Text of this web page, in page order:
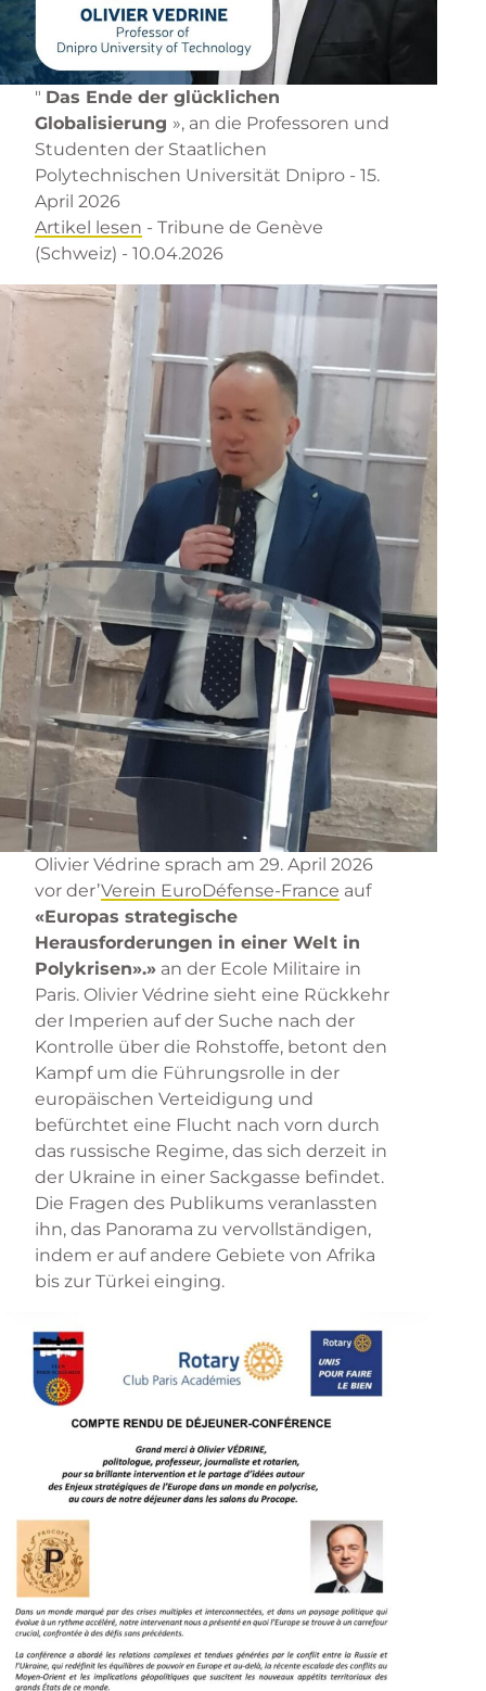
" Das Ende der glücklichen
Globalisierung », an die Professoren und
Studenten der Staatlichen
Polytechnischen Universität Dnipro - 15.
April 2026
Artikel lesen - Tribune de Genève
(Schweiz) - 10.04.2026
Olivier Védrine sprach am 29. April 2026
vor der’Verein EuroDéfense-France auf
«Europas strategische
Herausforderungen in einer Welt in
Polykrisen».» an der Ecole Militaire in
Paris. Olivier Védrine sieht eine Rückkehr
der Imperien auf der Suche nach der
Kontrolle über die Rohstoffe, betont den
Kampf um die Führungsrolle in der
europäischen Verteidigung und
befürchtet eine Flucht nach vorn durch
das russische Regime, das sich derzeit in
der Ukraine in einer Sackgasse befindet.
Die Fragen des Publikums veranlassten
ihn, das Panorama zu vervollständigen,
indem er auf andere Gebiete von Afrika
bis zur Türkei einging.